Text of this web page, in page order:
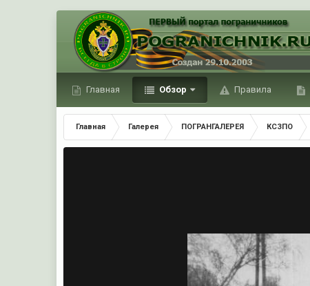
Главная Обзор Правила
Главная Галерея ПОГРАНГАЛЕРЕЯ КСЗПО